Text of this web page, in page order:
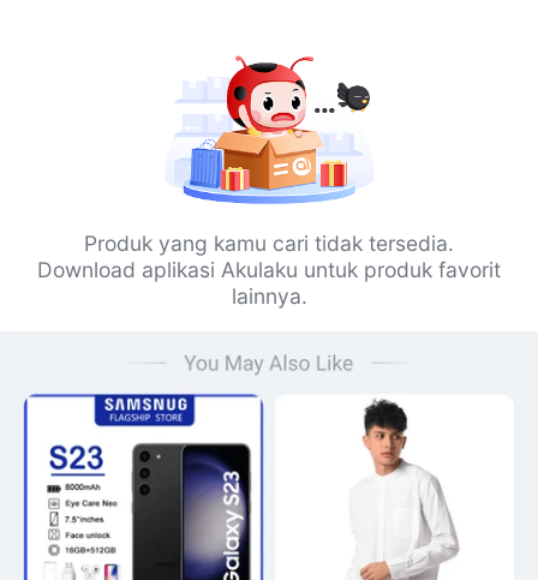
Produk yang kamu cari tidak tersedia.
Download aplikasi Akulaku untuk produk favorit
lainnya.